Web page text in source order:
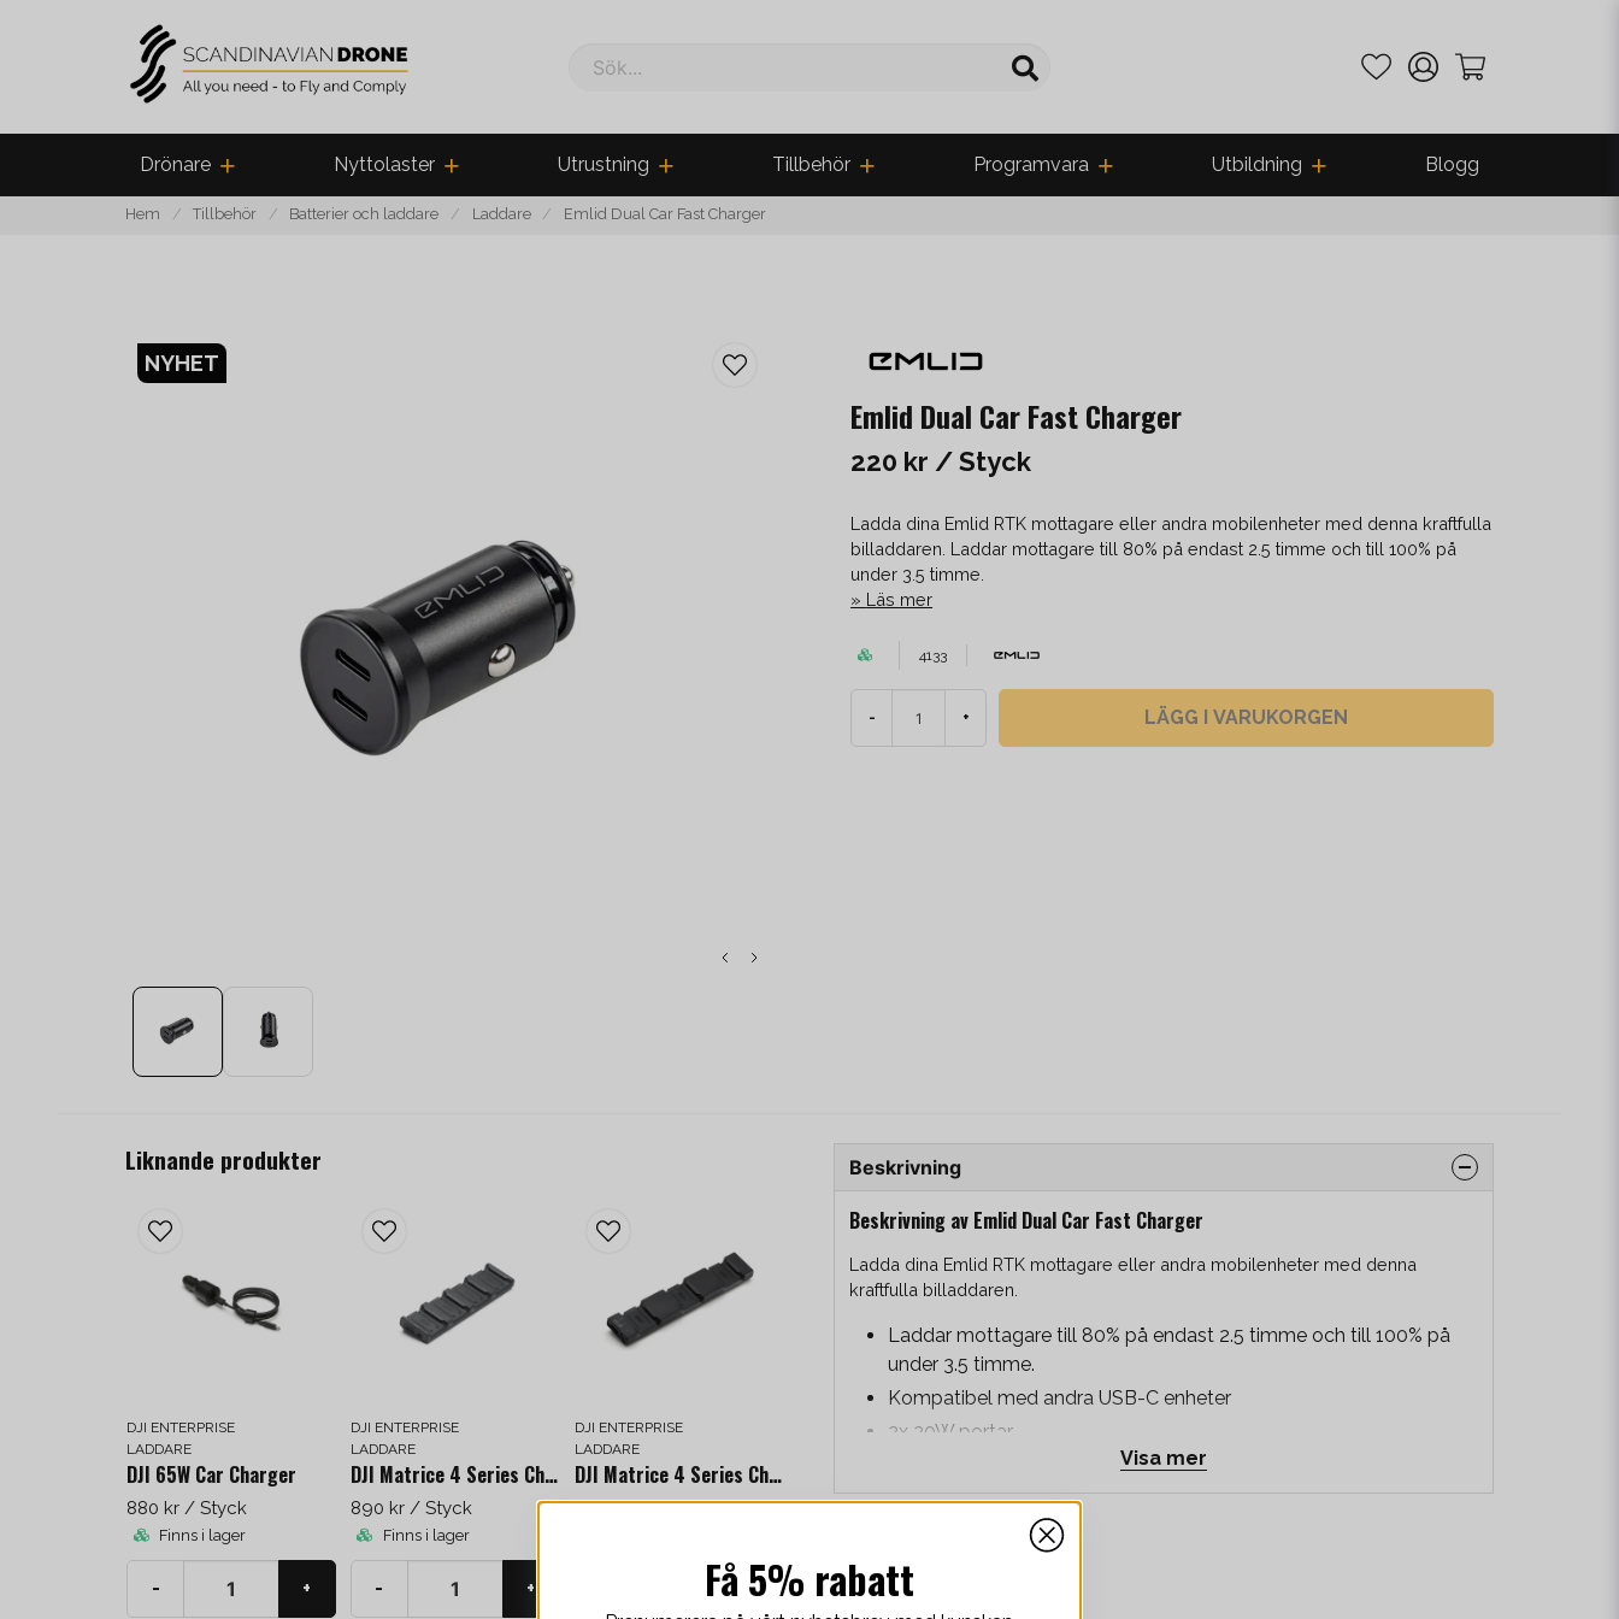
Sök...
Drönare Nyttolaster Utrustning Tillbehör Programvara Utbildning Blogg
Hem Tillbehör Batterier och laddare Laddare Emlid Dual Car Fast Charger
NYHET
Emlid Dual Car Fast Charger
220 kr / Styck
Ladda dina Emlid RTK mottagare eller andra mobilenheter med denna kraftfulla
billaddaren. Laddar mottagare till 80% på endast 2.5 timme och till 100% på
under 3.5 timme.
Läs mer
4133
- + LÄGG I VARUKORGEN
Liknande produkter
DJI ENTERPRISE
LADDARE
DJI 65W Car Charger
880 kr / Styck
Finns i lager
- +
DJI ENTERPRISE
LADDARE
DJI Matrice 4 Series Charging Hub (100W)
890 kr / Styck
Finns i lager
- +
DJI ENTERPRISE
LADDARE
DJI Matrice 4 Series Charging Hub (200W)
990 kr / Styck
+
Beskrivning
Beskrivning av Emlid Dual Car Fast Charger
Ladda dina Emlid RTK mottagare eller andra mobilenheter med denna
kraftfulla billaddaren.
Laddar mottagare till 80% på endast 2.5 timme och till 100% på
under 3.5 timme.
Kompatibel med andra USB-C enheter
2x 20W portar
Smart överspänningsskydd
Stöttar PD snabbladdning
Charges receiver to 80% in 2.5 hours, to 100% in less than 3.5 hours
Compatible with USB-C devices Output power: 2x 20W Smart integrated
Visa mer
Laddare
Få 5% rabatt